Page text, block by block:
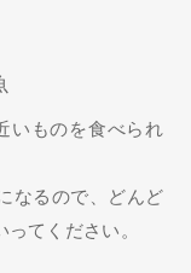
いものを食べられ
なるので、どんど
てください。